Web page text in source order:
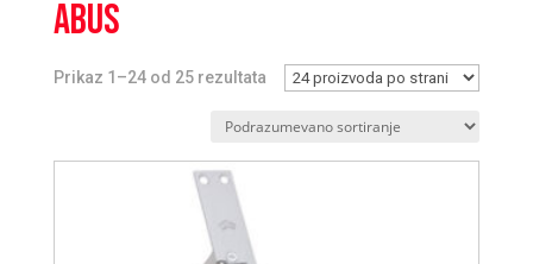
Abus
Prikaz 1–24 od 25 rezultata